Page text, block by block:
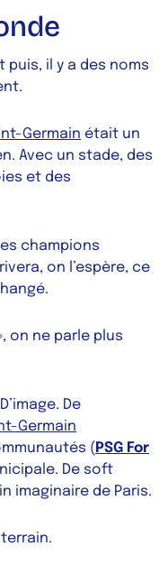
puis, il y a des noms
Germain était un
Avec un stade, des
et des
champions
on l’espère, ce
on ne parle plus
De
Germain
( PSG For
De soft
imaginaire de Paris.
terrain.